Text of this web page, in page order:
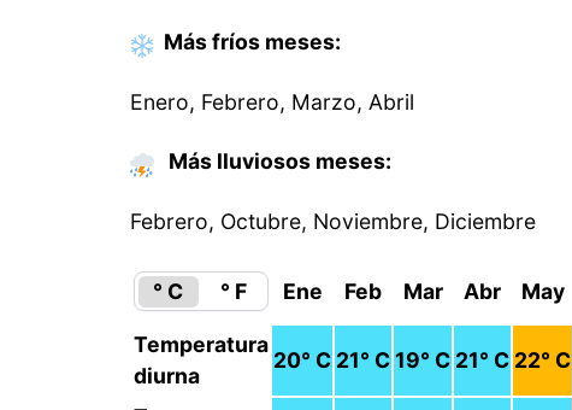
Más fríos meses:
Enero, Febrero, Marzo, Abril
Más lluviosos meses:
Febrero, Octubre, Noviembre, Diciembre
° C ° F Ene Feb Mar Abr May
Temperatura
diurna
20° C 21° C19° C 21° C 22° C